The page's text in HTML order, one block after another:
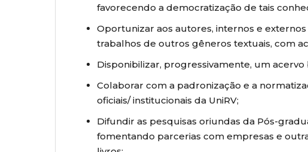
favorecendo a democratização de tais
Oportunizar aos autores, internos e
trabalhos de outros gêneros textuais, com
Disponibilizar, progressivamente, um
Colaborar com a padronização e a
oficiais/ institucionais da UniRV;
Difundir as pesquisas oriundas da Pós-
fomentando parcerias com empresas e